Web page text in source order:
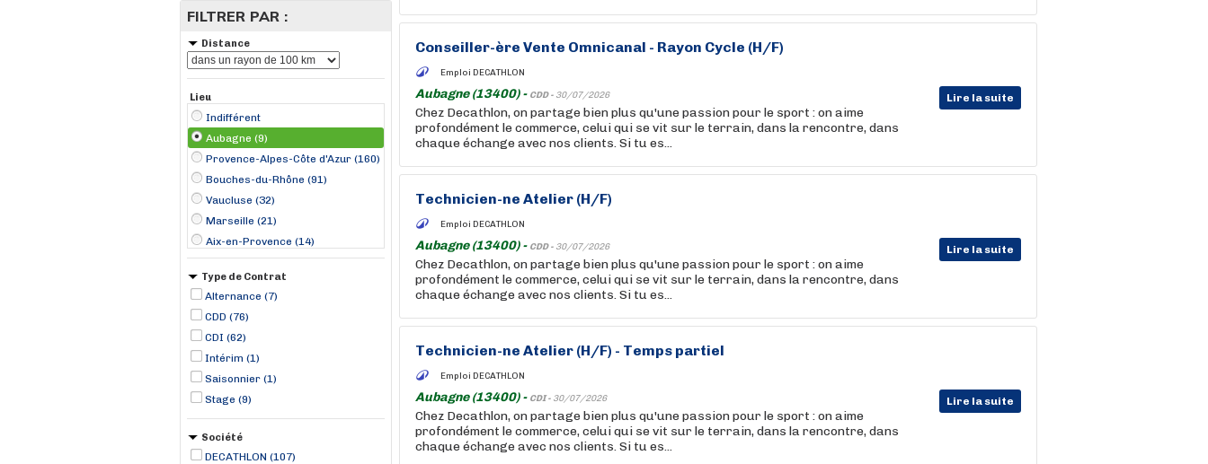
FILTRER PAR :
Distance
Lieu
Indifférent
Aubagne (9)
Provence-Alpes-Côte d'Azur (160)
Bouches-du-Rhône (91)
Vaucluse (32)
Marseille (21)
Aix-en-Provence (14)
Le Pontet (12)
Avignon (10)
Bouc-Bel-Air (10)
Martigues (8)
Vitrolles (8)
La Garde (7)
Fréjus (6)
Type de Contrat
Alternance (7)
CDD (76)
CDI (62)
Intérim (1)
Saisonnier (1)
Stage (9)
Société
DECATHLON (107)
Conseiller-ère Vente Omnicanal - Rayon Cycle (H/F)
Emploi DECATHLON
Aubagne (13400) - CDD - 30/07/2026 Lire la suite
Chez Decathlon, on partage bien plus qu'une passion pour le sport : on aime
profondément le commerce, celui qui se vit sur le terrain, dans la rencontre, dans
chaque échange avec nos clients. Si tu es...
Technicien-ne Atelier (H/F)
Emploi DECATHLON
Aubagne (13400) - CDD - 30/07/2026 Lire la suite
Chez Decathlon, on partage bien plus qu'une passion pour le sport : on aime
profondément le commerce, celui qui se vit sur le terrain, dans la rencontre, dans
chaque échange avec nos clients. Si tu es...
Technicien-ne Atelier (H/F) - Temps partiel
Emploi DECATHLON
Aubagne (13400) - CDI - 30/07/2026 Lire la suite
Chez Decathlon, on partage bien plus qu'une passion pour le sport : on aime
profondément le commerce, celui qui se vit sur le terrain, dans la rencontre, dans
chaque échange avec nos clients. Si tu es...